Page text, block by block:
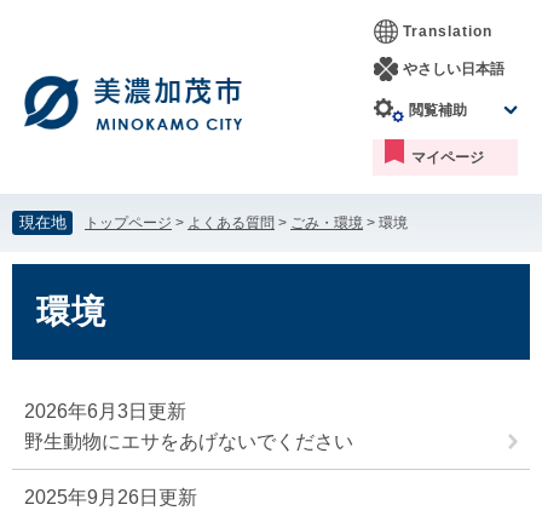
す。
し
て
本
文
Translation
やさしい日本語
閲覧補助
マイページ
現在地 トップページ > よくある質問 > ごみ・環境 > 環境
環境
2026年6月3日更新
野生動物にエサをあげないでください
2025年9月26日更新